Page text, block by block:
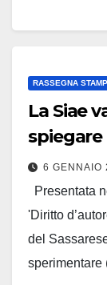
RASSEGNA
La Siae
6 GENNAIO
Presentata
'Diritto
del